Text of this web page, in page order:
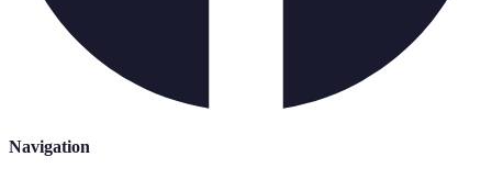
Navigation